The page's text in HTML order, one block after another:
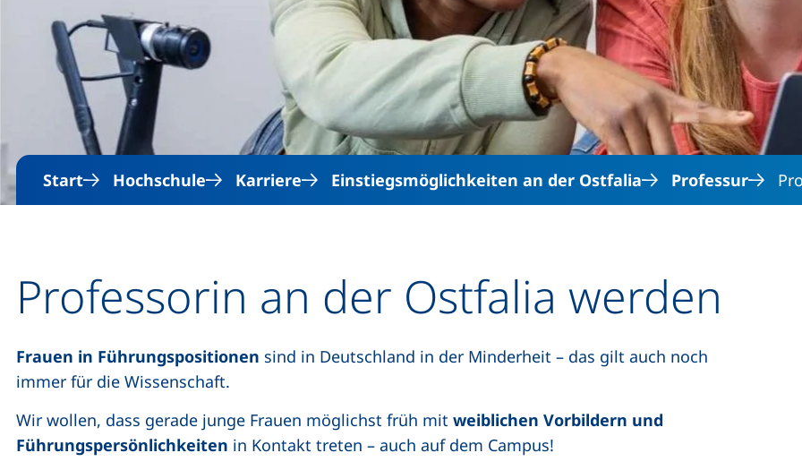
Start
Hochschule Karriere Einstiegsmöglichkeiten an der Ostfalia Professur
Professorin an der Ostfalia werden
Frauen in Führungspositionen sind in Deutschland in der Minderheit – das gilt auch noch
immer für die Wissenschaft.
Wir wollen, dass gerade junge Frauen möglichst früh mit weiblichen Vorbildern und
Führungspersönlichkeiten in Kontakt treten – auch auf dem Campus!